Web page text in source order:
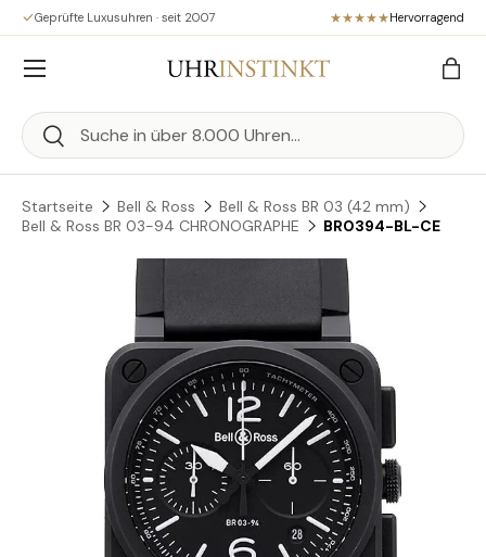
Direkt zum Inhalt
Geprüfte Luxusuhren · seit 2007 Hervorragend
Suchen
Suchen
Menü
Startseite Bell & Ross
Bell & Ross BR 03 (42 mm)
Bell & Ross BR 03-94 CHRONOGRAPHE
BR0394-BL-CE
Zu Produktinformationen springen